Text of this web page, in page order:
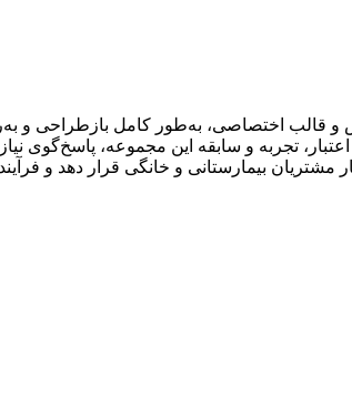
و قالب اختصاصی، به‌طور کامل بازطراحی و
تجربه و سابقه این مجموعه، پاسخ‌گوی
بیمارستانی و خانگی قرار دهد و